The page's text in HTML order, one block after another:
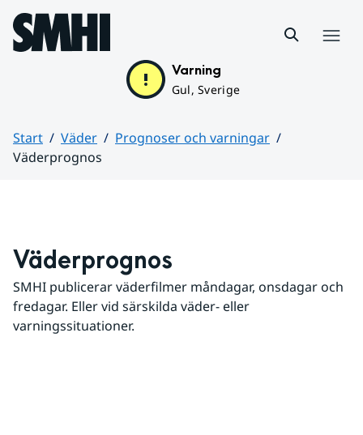
Hoppa till sidans innehåll
Varning
Gul, Sverige
Start Väder
Prognoser och varningar
Väderprognos
Väderprognos
SMHI publicerar väderfilmer måndagar, onsdagar och
fredagar. Eller vid särskilda väder- eller
varningssituationer.